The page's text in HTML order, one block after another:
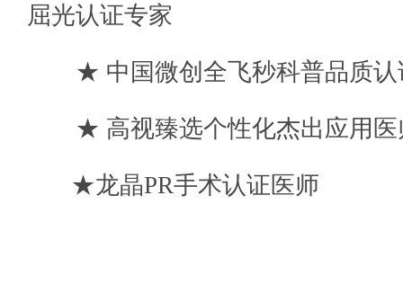
屈光认证专家
★ 中国微创全飞秒科普品质
★ 高视臻选个性化杰出应用医
★龙晶PR手术认证医师